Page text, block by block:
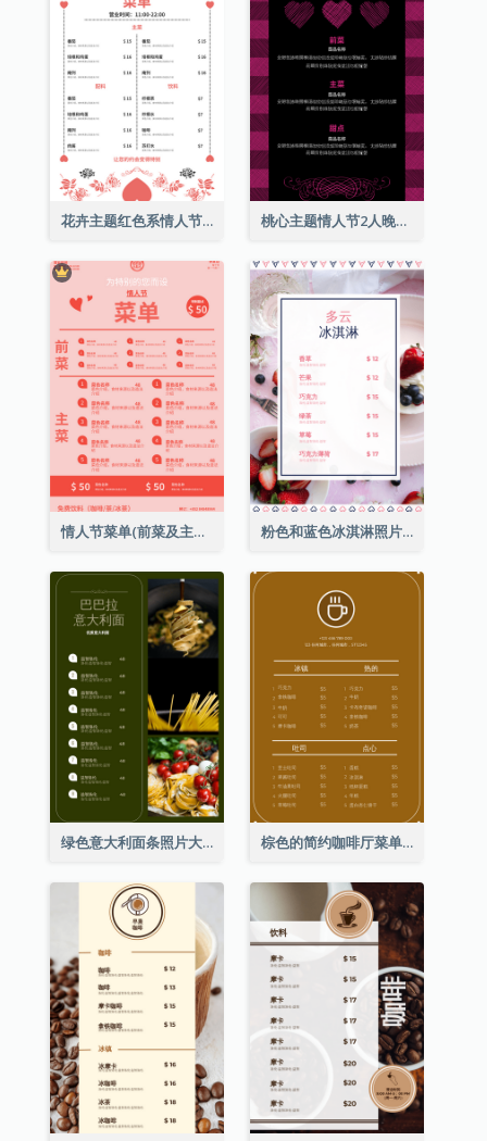
花卉主题红色系情人节菜单 桃心主题情人节2人晚餐菜单
情人节菜单(前菜及主菜) 粉色和蓝色冰淇淋照片甜点菜单
绿色意大利面条照片大餐厅菜单 棕色的简约咖啡厅菜单